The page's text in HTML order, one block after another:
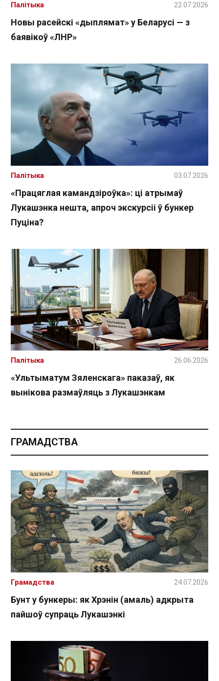
Новы расейскі «дыплямат» у Беларусі — з
баявікоў «ЛНР»
Палітыка 22.07.2026
«Працяглая камандзіроўка»: ці атрымаў
Лукашэнка нешта, апроч экскурсіі ў бункер
Пуціна?
Палітыка 03.07.2026
«Ультыматум Зяленскага» паказаў, як
вынікова размаўляць з Лукашэнкам
Палітыка 26.06.2026
ГРАМАДСТВА
Бунт у бункеры: як Хрэнін (амаль) адкрыта
пайшоў супраць Лукашэнкі
Грамадства 24.07.2026